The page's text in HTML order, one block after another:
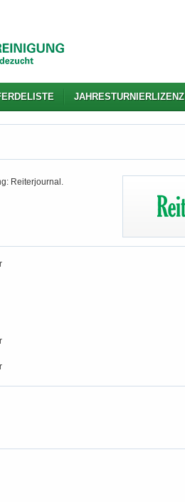
JAHRESTURNIERLIZENZ
Reiterjournal.